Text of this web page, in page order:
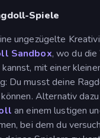
Spiele
ungezügelte
Sandbox, wo du
mit einer
Du musst deine
Alternativ
an einem lustigen
bei dem du